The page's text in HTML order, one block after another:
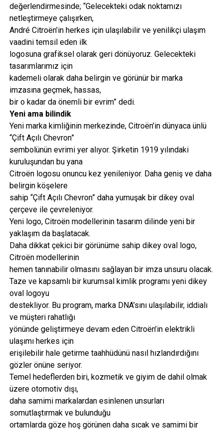
değerlendirmesinde; “Gelecekteki odak noktamızı
netleştirmeye çalışırken,
André Citroën’in herkes için ulaşılabilir ve yenilikçi ulaşım
vaadini temsil eden ilk
logosuna grafiksel olarak geri dönüyoruz. Gelecekteki
tasarımlarımız için
kademeli olarak daha belirgin ve görünür bir marka
imzasına geçmek, hassas,
bir o kadar da önemli bir evrim” dedi.
Yeni ama bilindik
Yeni marka kimliğinin merkezinde, Citroën’in dünyaca ünlü
“Çift Açılı Chevron”
sembolünün evrimi yer alıyor. Şirketin 1919 yılındaki
kuruluşundan bu yana
Citroën logosu onuncu kez yenileniyor. Daha geniş ve daha
belirgin köşelere
sahip “Çift Açılı Chevron” daha yumuşak bir dikey oval
çerçeve ile çevreleniyor.
Yeni logo, Citroën modellerinin tasarım dilinde yeni bir
yaklaşım da başlatacak.
Daha dikkat çekici bir görünüme sahip dikey oval logo,
Citroën modellerinin
hemen tanınabilir olmasını sağlayan bir imza unsuru olacak.
Taze ve kapsamlı bir kurumsal kimlik programı yeni dikey
oval logoyu
destekliyor. Bu program, marka DNA’sını ulaşılabilir, iddialı
ve müşteri rahatlığı
yönünde geliştirmeye devam eden Citroën’in elektrikli
ulaşımı herkes için
erişilebilir hale getirme taahhüdünü nasıl hızlandırdığını
gözler önüne seriyor.
Temel hedeflerden biri, kozmetik ve giyim de dahil olmak
üzere otomotiv dışı,
daha samimi markalardan esinlenen unsurları
somutlaştırmak ve bulunduğu
ortamlarda göze hoş görünen daha sıcak ve samimi bir